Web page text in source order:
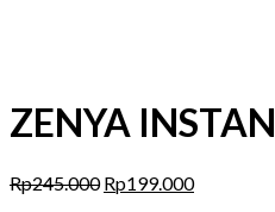
ZENYA INSTAN
Rp245.000 Rp199.000